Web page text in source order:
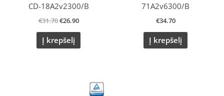
CD-18A2v2300/B
€31.70€26.90
Į krepšelį
71A2v6300/B
€34.70
Į krepšelį
Current
price